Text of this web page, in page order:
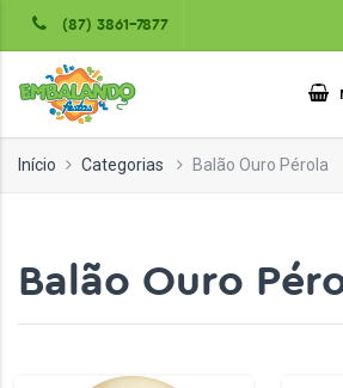
(87) 3861-7877
Início Categorias Balão Ouro Pérola
Balão Ouro